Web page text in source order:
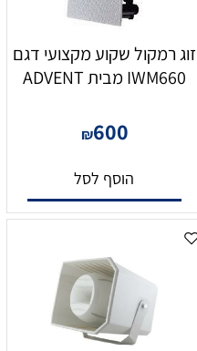
זוג רמקול שקוע מקצועי דגם
IWM660 מבית ADVENT
₪600
הוסף לסל